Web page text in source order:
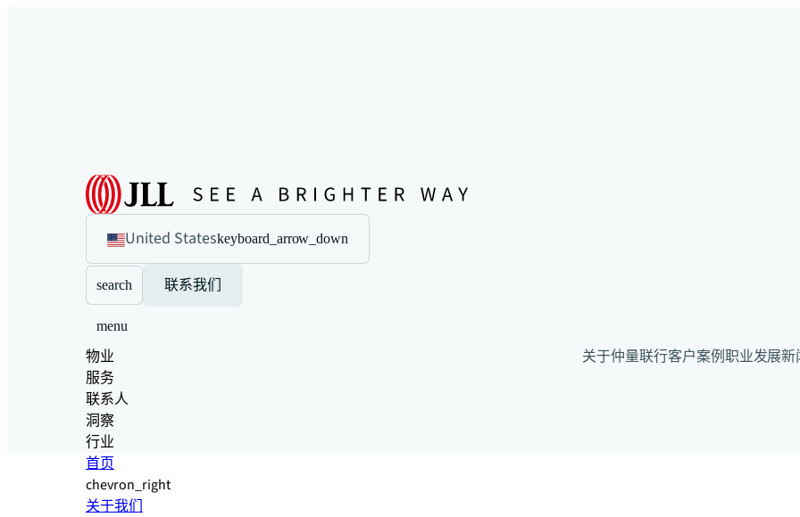
United Stateskeyboard_arrow_down
search 联系我们
menu
物业
服务
联系人
洞察
行业
关于仲量联行客户案例职业发展新
首页
chevron_right
关于我们